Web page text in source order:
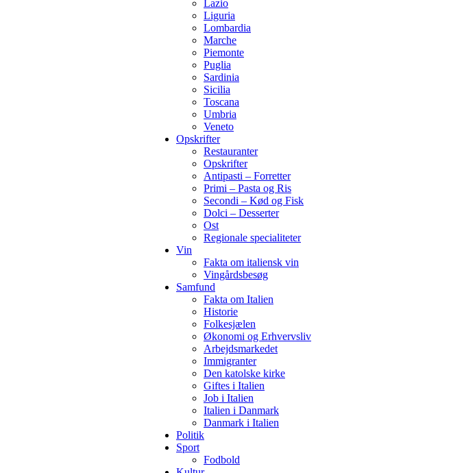
Lazio
Liguria
Lombardia
Marche
Piemonte
Puglia
Sardinia
Sicilia
Toscana
Umbria
Veneto
Opskrifter
Restauranter
Opskrifter
Antipasti – Forretter
Primi – Pasta og Ris
Secondi – Kød og Fisk
Dolci – Desserter
Ost
Regionale specialiteter
Vin
Fakta om italiensk vin
Vingårdsbesøg
Samfund
Fakta om Italien
Historie
Folkesjælen
Økonomi og Erhvervsliv
Arbejdsmarkedet
Immigranter
Den katolske kirke
Giftes i Italien
Job i Italien
Italien i Danmark
Danmark i Italien
Politik
Sport
Fodbold